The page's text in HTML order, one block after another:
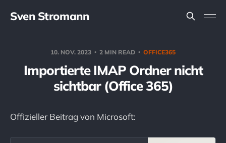
Sven Stromann
10. NOV. 2023 2 MIN READ OFFICE365
Importierte IMAP Ordner nicht
sichtbar (Office 365)
Offizieller Beitrag von Microsoft: